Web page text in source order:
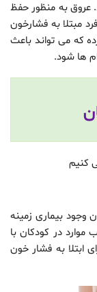
عروق به منظور حفظ
مبتلا به فشارخون
که می تواند باعث
ها شود.
کنیم
بیماری زمینه
در کودکان با
ابتلا به فشار خون